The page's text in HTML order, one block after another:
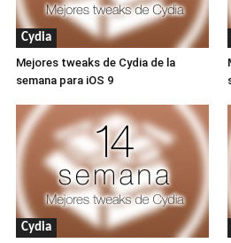
Cydia
Mejores tweaks de Cydia de la
semana para iOS 9
Cydia